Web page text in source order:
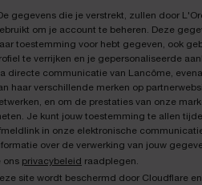
gegevens die je verstrekt, zullen door
om je account te beheren. Deze
toestemming voor hebt gegeven, ook
te verrijken en je gepersonaliseerde
directe communicatie van Lancôme,
haar verschillende merken op
en om de prestaties van onze
Je kunt jouw toestemming te allen
in onze elektronische
over de verwerking van jouw
ons privacybeleid raadplegen.
site wordt beschermd door Cloudflare